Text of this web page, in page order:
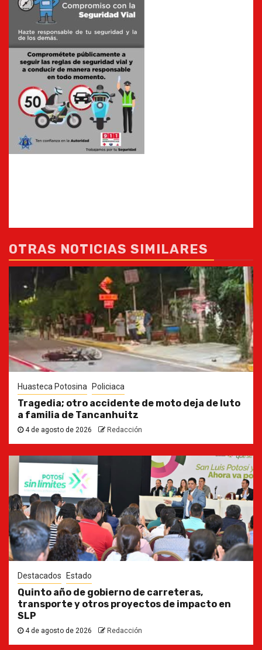
OTRAS NOTICIAS SIMILARES
Huasteca Potosina Policiaca
Tragedia; otro accidente de moto deja de luto
a familia de Tancanhuitz
4 de agosto de 2026 Redacción
Destacados Estado
Quinto año de gobierno de carreteras,
transporte y otros proyectos de impacto en
SLP
4 de agosto de 2026 Redacción